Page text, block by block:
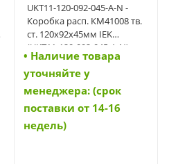
UKT11-120-092-045-A-N -
Коробка расп. КМ41008 тв.
ст. 120х92х45мм IEK
(UKT11-120-092-045-A-N)
• Наличие товара
уточняйте у
менеджера: (срок
поставки от 14-16
недель)